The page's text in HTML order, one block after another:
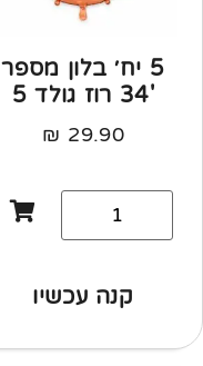
5 יח׳ בלון מספר
'34 רוז גולד 5
29.90
₪
קנה עכשיו